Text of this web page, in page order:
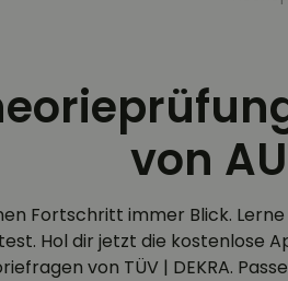
von
Fortschritt immer Blick.
Hol dir jetzt die kostenlose
von TÜV | DEKRA.